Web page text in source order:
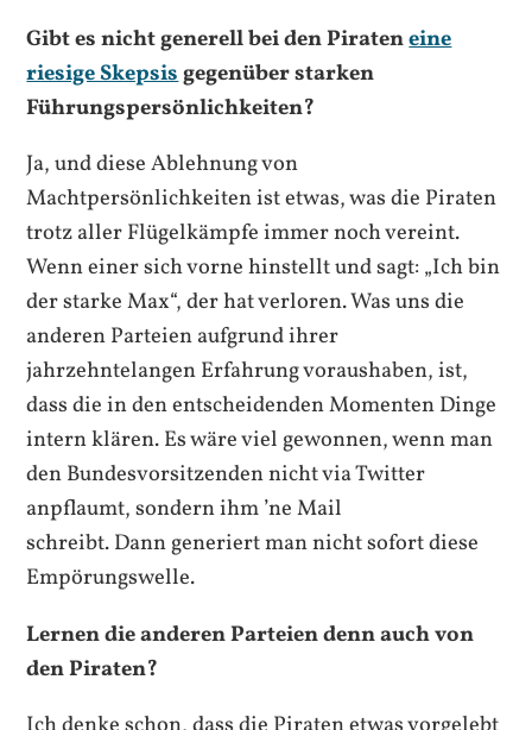
Gibt es nicht generell bei den Pirateneine
riesige Skepsisgegenüber starken
Führungspersönlichkeiten?
Ja, und diese Ablehnung von
Machtpersönlichkeiten ist etwas, was die Piraten
trotz aller Flügelkämpfe immer noch vereint.
Wenn einer sich vorne hinstellt und sagt: „Ich bin
der starke Max“, der hat verloren. Was uns die
anderen Parteien aufgrund ihrer
jahrzehntelangen Erfahrung voraushaben, ist,
dass die in den entscheidenden Momenten Dinge
intern klären. Es wäre viel gewonnen, wenn man
den Bundesvorsitzenden nicht via Twitter
anpflaumt, sondern ihm ’ne Mail
schreibt. Dann generiert man nicht sofort diese
Empörungswelle.
Lernen die anderen Parteien denn auch von
den Piraten?